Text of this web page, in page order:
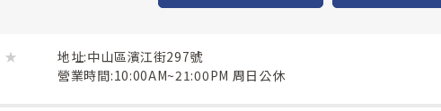
★
地址:中山區濱江街297號
營業時間:10:00AM~21:00PM 周日公休